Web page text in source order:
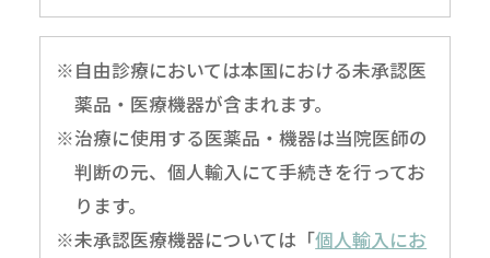
※自由診療においては本国における未承認医
薬品・医療機器が含まれます。
※治療に使用する医薬品・機器は当院医師の
判断の元、個人輸入にて手続きを行ってお
ります。
※未承認医療機器については「個人輸入にお